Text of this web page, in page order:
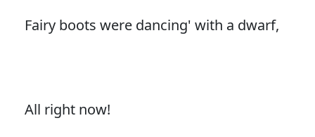
Fairy boots were dancing' with a dwarf,
All right now!